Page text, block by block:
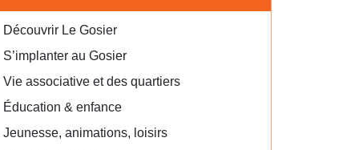
Découvrir Le Gosier
S’implanter au Gosier
Vie associative et des quartiers
Éducation & enfance
Jeunesse, animations, loisirs